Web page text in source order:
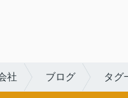
社 ブログ タグ